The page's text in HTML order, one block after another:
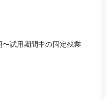
試用期間中の固定残業